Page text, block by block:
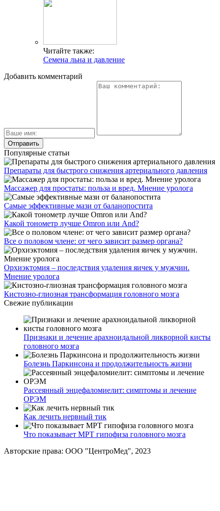
Читайте также:
Семена льна и давление
Добавить комментарий
Популярные статьи
Препараты для быстрого снижения артериального давления
Массажер для простаты: польза и вред. Мнение уролога
Самые эффективные мази от баланопостита
Какой тонометр лучше Omron или And?
Все о половом члене: от чего зависит размер органа?
Орхиэктомия – последствия удаления яичек у мужчин.
Мнение уролога
Кистозно-глиозная трансформация головного мозга
Свежие публикации
Признаки и лечение арахноидальной ликворной кисты
головного мозга
Болезнь Паркинсона и продолжительность жизни
Рассеянный энцефаломиелит: симптомы и лечение
ОРЭМ
Как лечить нервный тик
Что показывает МРТ гипофиза головного мозга
Авторские права: ООО "ЦентроМед", 2023